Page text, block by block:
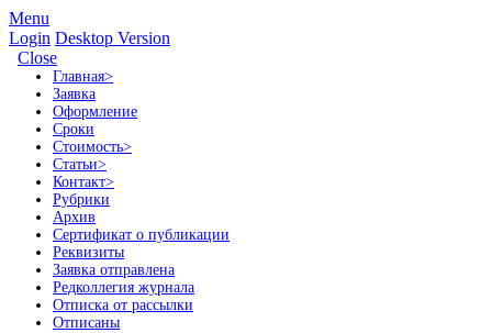
Menu
Login Desktop Version
Close
Главная>
Заявка
Оформление
Сроки
Стоимость>
Статьи>
Контакт>
Рубрики
Архив
Сертификат о публикации
Реквизиты
Заявка отправлена
Редколлегия журнала
Отписка от рассылки
Отписаны